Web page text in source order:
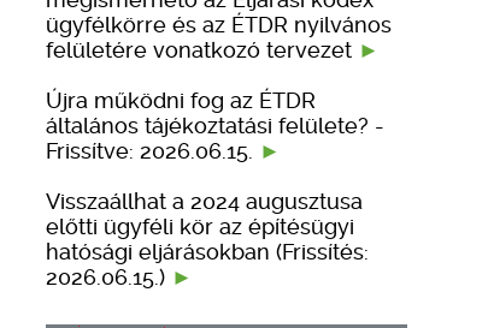
ügyfélkörre és az ÉTDR nyilvános
felületére vonatkozó tervezet
Újra működni fog az ÉTDR
általános tájékoztatási felülete? -
Frissítve: 2026.06.15.
Visszaállhat a 2024 augusztusa
előtti ügyféli kör az építésügyi
hatósági eljárásokban (Frissítés:
2026.06.15.)